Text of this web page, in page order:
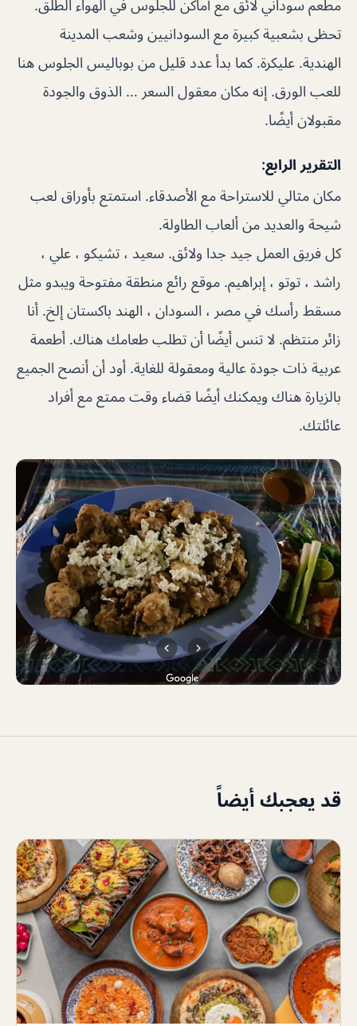
مطعم سوداني لائق مع أماكن للجلوس في الهواء الطلق.
تحظى بشعبية كبيرة مع السودانيين وشعب المدينة
الهندية. عليكرة. كما بدأ عدد قليل من بوباليس الجلوس هنا
للعب الورق. إنه مكان معقول السعر … الذوق والجودة
مقبولان أيضًا.
التقرير الرابع:
مكان مثالي للاستراحة مع الأصدقاء. استمتع بأوراق لعب
شيحة والعديد من ألعاب الطاولة.
كل فريق العمل جيد جدا ولائق. سعيد ، تشيكو ، علي ،
راشد ، توتو ، إبراهيم. موقع رائع منطقة مفتوحة ويبدو مثل
مسقط رأسك في مصر ، السودان ، الهند باكستان إلخ. أنا
زائر منتظم. لا تنس أيضًا أن تطلب طعامك هناك. أطعمة
عربية ذات جودة عالية ومعقولة للغاية. أود أن أنصح الجميع
بالزيارة هناك ويمكنك أيضًا قضاء وقت ممتع مع أفراد
عائلتك.
قد يعجبك أيضاً